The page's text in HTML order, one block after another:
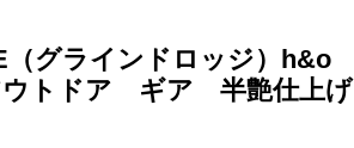
（グラインドロッジ）h&o
トドア ギア 半艶仕上げ